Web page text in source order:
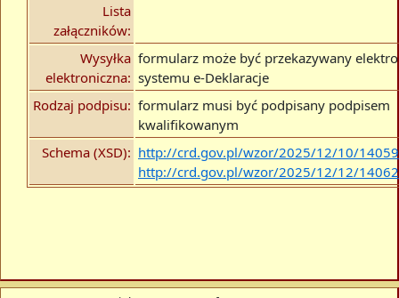
Lista
załączników:
Wysyłka
elektroniczna:
formularz może być przekazywany
systemu e-Deklaracje
Rodzaj podpisu: formularz musi być podpisany podpisem
kwalifikowanym
Schema (XSD): http://crd.gov.pl/wzor/2025/12/10/
http://crd.gov.pl/wzor/2025/12/12/